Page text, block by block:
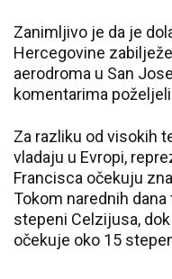
Zanimljivo je da je
Hercegovine
aerodroma u San
komentarima
Za razliku od visokih
vladaju u Evropi,
Francisca očekuju
Tokom narednih
stepeni Celzijusa,
očekuje oko 15